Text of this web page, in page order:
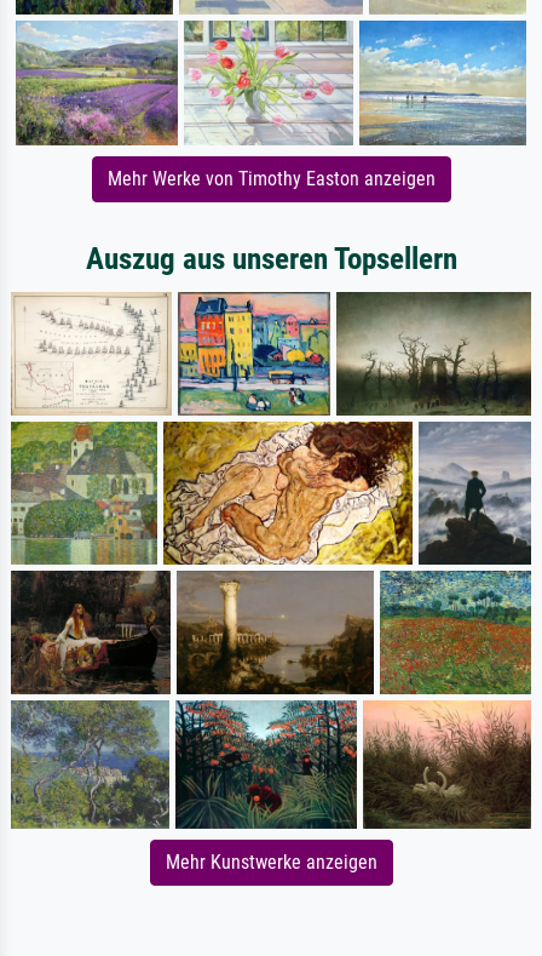
Mehr Werke von Timothy Easton anzeigen
Auszug aus unseren Topsellern
Mehr Kunstwerke anzeigen